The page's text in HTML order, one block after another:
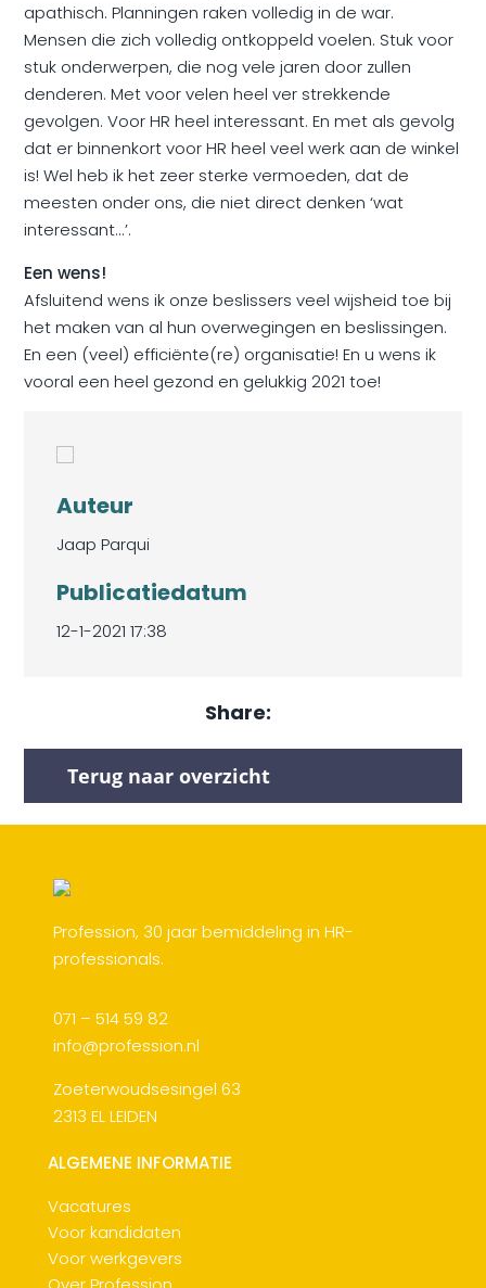
apathisch. Planningen raken volledig in de war.
Mensen die zich volledig ontkoppeld voelen. Stuk voor
stuk onderwerpen, die nog vele jaren door zullen
denderen. Met voor velen heel ver strekkende
gevolgen. Voor HR heel interessant. En met als gevolg
dat er binnenkort voor HR heel veel werk aan de winkel
is! Wel heb ik het zeer sterke vermoeden, dat de
meesten onder ons, die niet direct denken ‘wat
interessant...’.
Een wens!
Afsluitend wens ik onze beslissers veel wijsheid toe bij
het maken van al hun overwegingen en beslissingen.
En een (veel) efficiënte(re) organisatie! En u wens ik
vooral een heel gezond en gelukkig 2021 toe!
Auteur
Jaap Parqui
Publicatiedatum
12-1-2021 17:38
Share:
Terug naar overzicht
Profession, 30 jaar bemiddeling in HR-
professionals.
071 – 514 59 82
info@profession.nl
Zoeterwoudsesingel 63
2313 EL LEIDEN
ALGEMENE INFORMATIE
Vacatures
Voor kandidaten
Voor werkgevers